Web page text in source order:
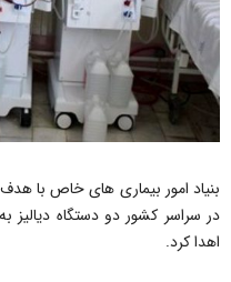
بنیاد امور بیماری های خاص با
در سراسر کشور دو دستگاه دیالیز
اهدا کرد.